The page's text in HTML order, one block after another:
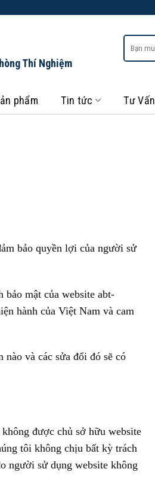
Thí Nghiệm
kiếm:
phẩm Tin tức Tư Vấn
bảo quyền lợi của người sử
bảo mật của website abt-
hành của Việt Nam và cam
và các sửa đổi đó sẽ có
được chủ sở hữu website
tôi không chịu bất kỳ trách
người sử dụng website không